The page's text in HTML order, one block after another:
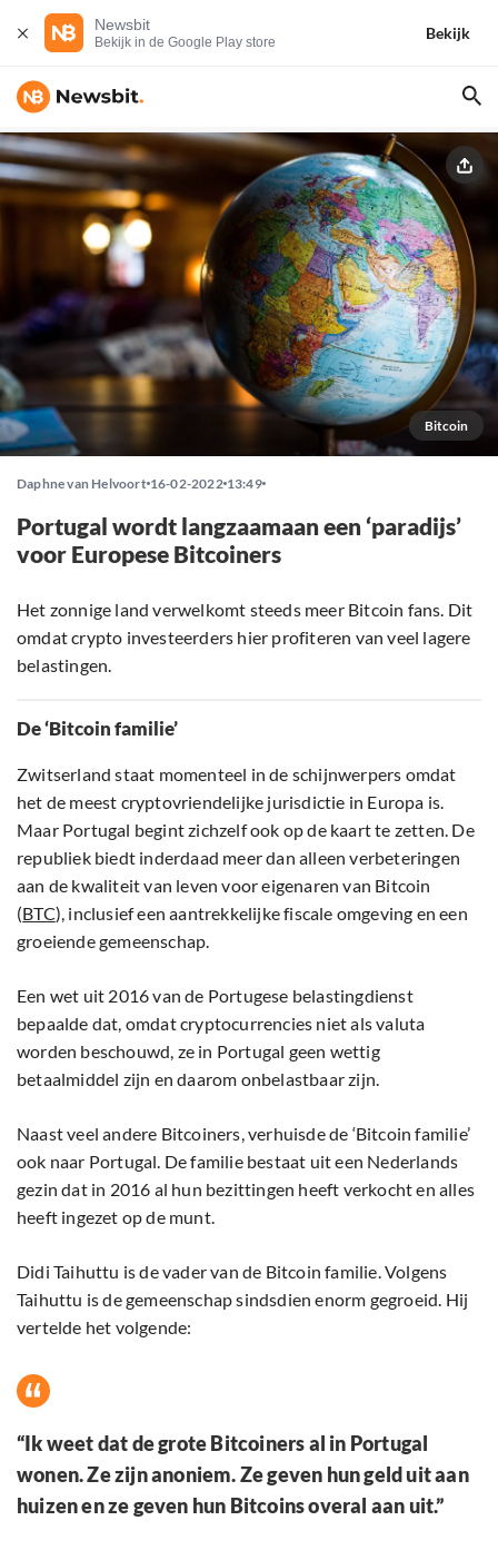
Newsbit
Bekijk in de Google Play store
Bekijk
Bitcoin
Daphne van Helvoort 16-02-2022 13:49
Portugal wordt langzaamaan een ‘paradijs’
voor Europese Bitcoiners
Het zonnige land verwelkomt steeds meer Bitcoin fans. Dit
omdat crypto investeerders hier profiteren van veel lagere
belastingen.
De ‘Bitcoin familie’
Zwitserland staat momenteel in de schijnwerpers omdat
het de meest cryptovriendelijke jurisdictie in Europa is.
Maar Portugal begint zichzelf ook op de kaart te zetten. De
republiek biedt inderdaad meer dan alleen verbeteringen
aan de kwaliteit van leven voor eigenaren van Bitcoin
(BTC), inclusief een aantrekkelijke fiscale omgeving en een
groeiende gemeenschap.
Een wet uit 2016 van de Portugese belastingdienst
bepaalde dat, omdat cryptocurrencies niet als valuta
worden beschouwd, ze in Portugal geen wettig
betaalmiddel zijn en daarom onbelastbaar zijn.
Naast veel andere Bitcoiners, verhuisde de ‘Bitcoin familie’
ook naar Portugal. De familie bestaat uit een Nederlands
gezin dat in 2016 al hun bezittingen heeft verkocht en alles
heeft ingezet op de munt.
Didi Taihuttu is de vader van de Bitcoin familie. Volgens
Taihuttu is de gemeenschap sindsdien enorm gegroeid. Hij
vertelde het volgende:
“Ik weet dat de grote Bitcoiners al in Portugal
wonen. Ze zijn anoniem. Ze geven hun geld uit aan
huizen en ze geven hun Bitcoins overal aan uit.”